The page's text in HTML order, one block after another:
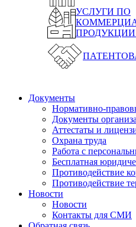
УСЛУГИ ПО
Документы
Нормативно-
Документы
Аттестаты и
Охрана труда
Работа с
Бесплатная
Противодействие
Противодействие
Новости
Новости
Контакты для СМИ